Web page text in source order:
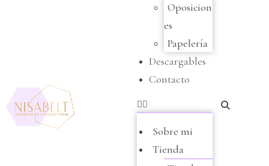
Oposicion
es
Papelería
Descargables
Contacto
Sobre mi
Tienda